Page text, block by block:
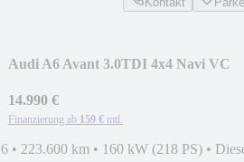
Audi A6 Avant 3.0TDI 4x4 Navi VC
14.990 €
Finanzierung ab 159 € mtl.
• 223.600 km • 160 kW (218 PS) •